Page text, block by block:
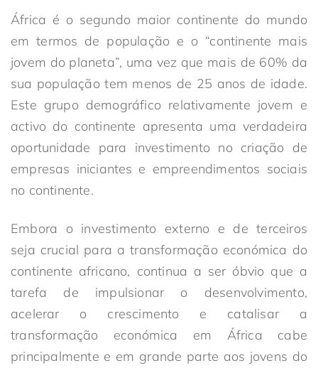
África é o segundo maior continente do mundo
em termos de população e o “continente mais
jovem do planeta”, uma vez que mais de 60% da
sua população tem menos de 25 anos de idade.
Este grupo demográfico relativamente jovem e
activo do continente apresenta uma verdadeira
oportunidade para investimento no criação de
empresas iniciantes e empreendimentos sociais
no continente.
Embora o investimento externo e de terceiros
seja crucial para a transformação económica do
continente africano, continua a ser óbvio que a
tarefa de impulsionar o desenvolvimento,
acelerar o crescimento e catalisar a
transformação económica em África cabe
principalmente e em grande parte aos jovens do